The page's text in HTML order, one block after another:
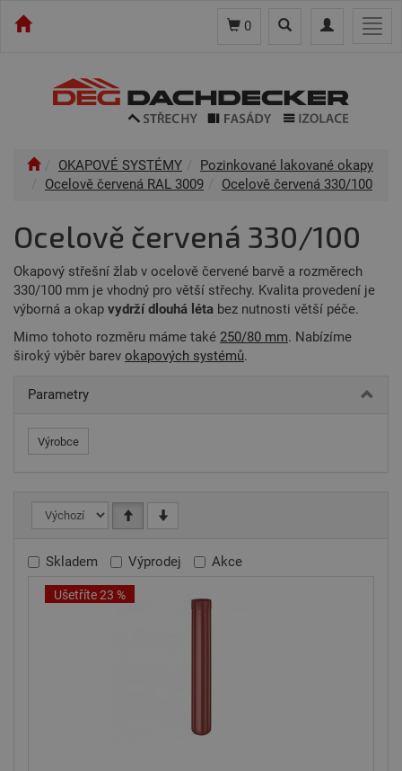
Toggle
Toggle
0
OKAPOVÉ SYSTÉMY
Pozinkované lakované okapy
Ocelově červená RAL 3009
Ocelově červená 330/100
Ocelově červená 330/100
Okapový střešní žlab v ocelově červené barvě a rozměrech
330/100 mm je vhodný pro větší střechy. Kvalita provedení je
výborná a okap vydrží dlouhá léta bez nutnosti větší péče.
Mimo tohoto rozměru máme také 250/80 mm. Nabízíme
široký výběr barev okapových systémů.
Parametry
Výrobce
Skladem Výprodej Akce
Ušetříte 23 %